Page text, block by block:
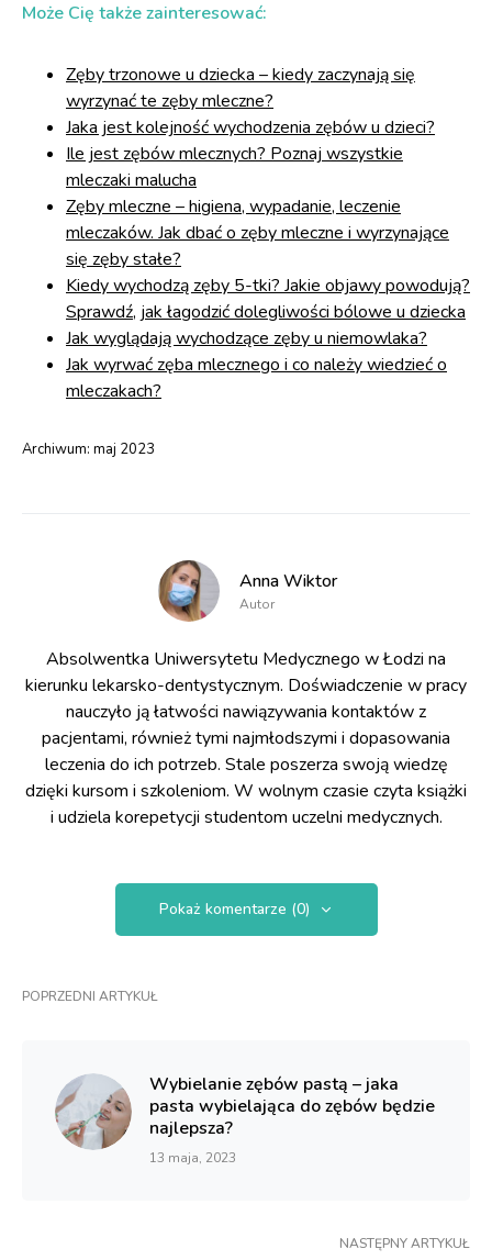
Może Cię także zainteresować:
Zęby trzonowe u dziecka – kiedy zaczynają się
wyrzynać te zęby mleczne?
Jaka jest kolejność wychodzenia zębów u dzieci?
Ile jest zębów mlecznych? Poznaj wszystkie
mleczaki malucha
Zęby mleczne – higiena, wypadanie, leczenie
mleczaków. Jak dbać o zęby mleczne i wyrzynające
się zęby stałe?
Kiedy wychodzą zęby 5-tki? Jakie objawy powodują?
Sprawdź, jak łagodzić dolegliwości bólowe u dziecka
Jak wyglądają wychodzące zęby u niemowlaka?
Jak wyrwać zęba mlecznego i co należy wiedzieć o
mleczakach?
Archiwum: maj 2023
Anna Wiktor
Autor
Absolwentka Uniwersytetu Medycznego w Łodzi na
kierunku lekarsko-dentystycznym. Doświadczenie w pracy
nauczyło ją łatwości nawiązywania kontaktów z
pacjentami, również tymi najmłodszymi i dopasowania
leczenia do ich potrzeb. Stale poszerza swoją wiedzę
dzięki kursom i szkoleniom. W wolnym czasie czyta książki
i udziela korepetycji studentom uczelni medycznych.
Pokaż komentarze (0)
POPRZEDNI ARTYKUŁ
Wybielanie zębów pastą – jaka
pasta wybielająca do zębów będzie
najlepsza?
13 maja, 2023
NASTĘPNY ARTYKUŁ